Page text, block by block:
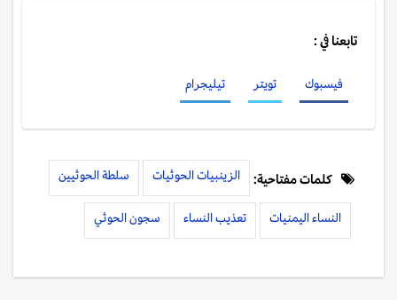
تابعنا في :
فيسبوك تويتر تيليجرام
كلمات مفتاحية: الزينبيات الحوثيات سلطة الحوثيين
النساء اليمنيات تعذيب النساء سجون الحوثي